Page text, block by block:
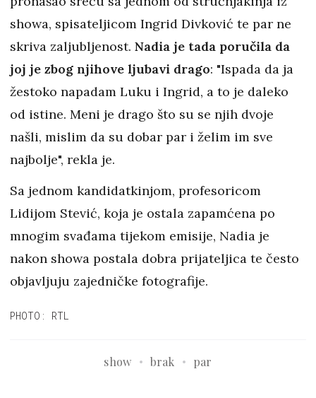
showa, spisateljicom Ingrid Divković te par ne
skriva zaljubljenost. Nadia je tada poručila da
joj je zbog njihove ljubavi drago: "Ispada da ja
žestoko napadam Luku i Ingrid, a to je daleko
od istine. Meni je drago što su se njih dvoje
našli, mislim da su dobar par i želim im sve
najbolje", rekla je.
Sa jednom kandidatkinjom, profesoricom
Lidijom Stević, koja je ostala zapamćena po
mnogim svađama tijekom emisije, Nadia je
nakon showa postala dobra prijateljica te često
objavljuju zajedničke fotografije.
PHOTO: RTL
show brak par